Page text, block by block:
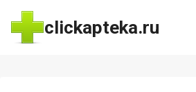
Перейти
содержимому
clickapteka.ru